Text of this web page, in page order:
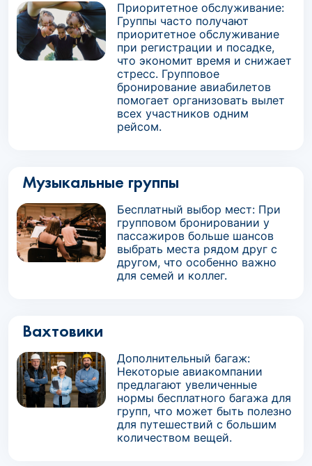
Приоритетное обслуживание:
Группы часто получают
приоритетное обслуживание
при регистрации и посадке,
что экономит время и снижает
стресс. Групповое
бронирование авиабилетов
помогает организовать вылет
всех участников одним
рейсом.
Музыкальные группы
Бесплатный выбор мест: При
групповом бронировании у
пассажиров больше шансов
выбрать места рядом друг с
другом, что особенно важно
для семей и коллег.
Вахтовики
Дополнительный багаж:
Некоторые авиакомпании
предлагают увеличенные
нормы бесплатного багажа для
групп, что может быть полезно
для путешествий с большим
количеством вещей.